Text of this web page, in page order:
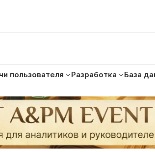
пользователя Разработка База